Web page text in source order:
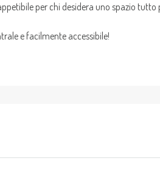
per chi desidera uno spazio tutto
e facilmente accessibile!